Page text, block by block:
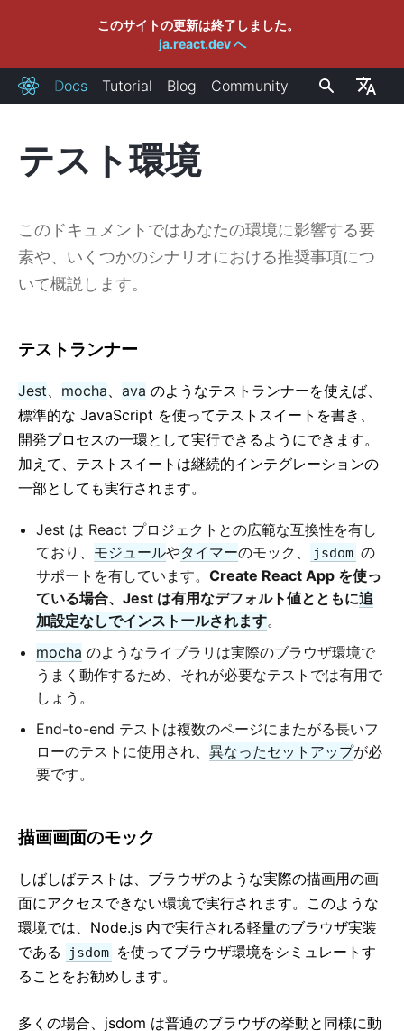
このサイトの更新は終了しました。
ja.react.dev へ
ReactDocs Tutorial Blog Community
テスト環境
このドキュメントではあなたの環境に影響する要
素や、いくつかのシナリオにおける推奨事項につ
いて概説します。
テストランナー
Jest、 mocha、 ava のようなテストランナーを使えば、
標準的な JavaScript を使ってテストスイートを書き、
開発プロセスの一環として実行できるようにできます。
加えて、テストスイートは継続的インテグレーションの
一部としても実行されます。
Jest は React プロジェクトとの広範な互換性を有し
ており、 モジュールやタイマーのモック、 jsdom の
サポートを有しています。 Create React App を使っ
ている場合、Jest は有用なデフォルト値とともに追
加設定なしでインストールされます。
mocha のようなライブラリは実際のブラウザ環境で
うまく動作するため、それが必要なテストでは有用で
しょう。
End-to-end テストは複数のページにまたがる長いフ
ローのテストに使用され、 異なったセットアップが必
要です。
描画画面のモック
しばしばテストは、ブラウザのような実際の描画用の画
面にアクセスできない環境で実行されます。このような
環境では、Node.js 内で実行される軽量のブラウザ実装
である
jsdom を使ってブラウザ環境をシミュレートす
ることをお勧めします。
多くの場合、jsdom は普通のブラウザの挙動と同様に動
INSTALLATION
既存のウェブサイトに React を追加する
新しい React アプリを作る
CDN リンク
MAIN CONCEPTS
1. Hello World
2. JSX の導入
3. 要素のレンダー
4. コンポーネントと props
5. state とライフサイクル
6. イベント処理
7. 条件付きレンダー
8. リストと key
9. フォーム
10. state のリフトアップ
11. コンポジション vs 継承
12. React の流儀
ADVANCED GUIDES
アクセシビリティ
コード分割
Error Boundary
フラグメント
高階 (Higher-Order) コンポーネント
他のライブラリとのインテグレーション
JSX を深く理解する
ポータル